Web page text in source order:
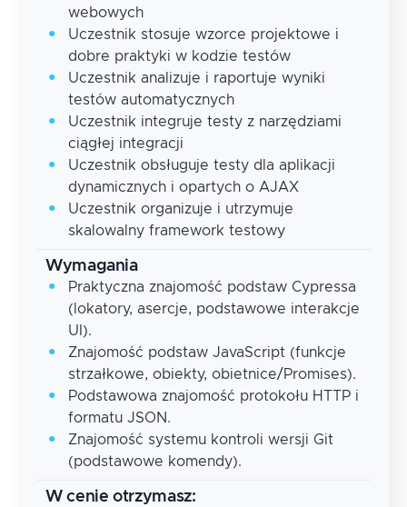
webowych
Uczestnik stosuje wzorce projektowe i
dobre praktyki w kodzie testów
Uczestnik analizuje i raportuje wyniki
testów automatycznych
Uczestnik integruje testy z narzędziami
ciągłej integracji
Uczestnik obsługuje testy dla aplikacji
dynamicznych i opartych o AJAX
Uczestnik organizuje i utrzymuje
skalowalny framework testowy
Wymagania
Praktyczna znajomość podstaw Cypressa
(lokatory, asercje, podstawowe interakcje
UI).
Znajomość podstaw JavaScript (funkcje
strzałkowe, obiekty, obietnice/Promises).
Podstawowa znajomość protokołu HTTP i
formatu JSON.
Znajomość systemu kontroli wersji Git
(podstawowe komendy).
W cenie otrzymasz: